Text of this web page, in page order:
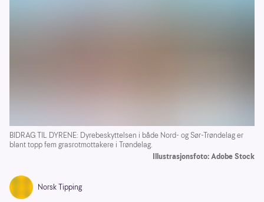
BIDRAG TIL DYRENE: Dyrebeskyttelsen i både Nord- og Sør-Trøndelag er
blant topp fem grasrotmottakere i Trøndelag.
Illustrasjonsfoto: Adobe Stock
Norsk Tipping